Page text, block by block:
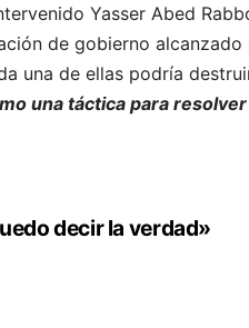
Yasser Abed
de gobierno
una de ellas podría
una táctica para
decir la verdad»